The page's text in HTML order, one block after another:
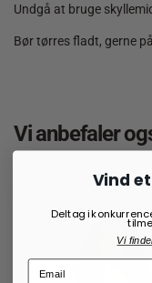
Undgå at bruge
Bør tørres fladt, gerne
Vi anbefaler
Vind
Deltag i
Vi